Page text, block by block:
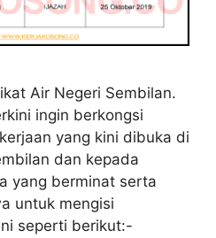
Air Negeri Sembilan.
ingin berkongsi
yang kini dibuka di
dan kepada
yang berminat serta
untuk mengisi
seperti berikut:-